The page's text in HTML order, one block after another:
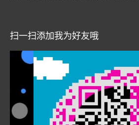
扫一扫添加我为好友哦